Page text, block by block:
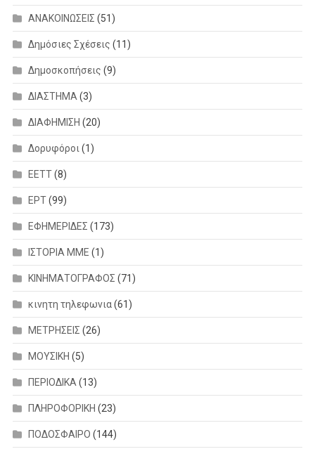
ΑΝΑΚΟΙΝΩΣΕΙΣ (51)
Δημόσιες Σχέσεις (11)
Δημοσκοπήσεις (9)
ΔΙΑΣΤΗΜΑ (3)
ΔΙΑΦΗΜΙΣΗ (20)
Δορυφόροι (1)
ΕΕΤΤ(8)
ΕΡΤ(99)
ΕΦΗΜΕΡΙΔΕΣ (173)
ΙΣΤΟΡΙΑ ΜΜΕ (1)
ΚΙΝΗΜΑΤΟΓΡΑΦΟΣ (71)
κινητη τηλεφωνια(61)
ΜΕΤΡΗΣΕΙΣ (26)
ΜΟΥΣΙΚΗ (5)
ΠΕΡΙΟΔΙΚΑ (13)
ΠΛΗΡΟΦΟΡΙΚΗ (23)
ΠΟΔΟΣΦΑΙΡΟ (144)